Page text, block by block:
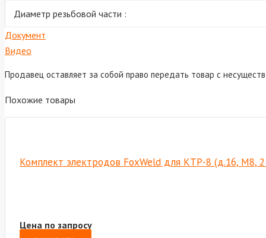
Диаметр резьбовой части :
Документ
Видео
Продавец оставляет за собой право передать товар с
Похожие товары
Комплект электродов FoxWeld для КТР-8 (д.16, М8,
Цена по запросу